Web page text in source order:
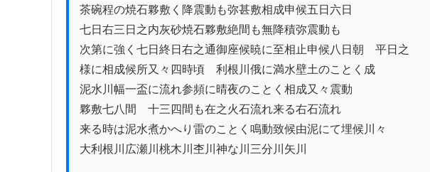
茶碗程の焼石夥敷く降震動も弥甚敷相成申候五日六日
七日右三日之内灰砂焼石夥敷絶間も無降積弥震動も
次第に強く七日終日右之通御座候暁に至相止申候八日朝ゟ平日之
様に相成候所又々四時頃ゟ利根川俄に満水壁土のことく成
泥水川幅一盃に流れ参頻に晴夜のことく相成又々震動
夥敷七八間ゟ十三四間も在之火石流れ来る右石流れ
来る時は泥水煮かへり雷のことく鳴動致候由泥にて埋候川々
大利根川広瀬川桃木川杢川神な川三分川矢川